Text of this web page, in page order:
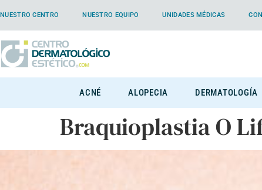
NUESTRO CENTRO NUESTRO EQUIPO UNIDADES MÉDICAS
ACNÉ ALOPECIA DERMATOLOGÍA
Braquioplastia O